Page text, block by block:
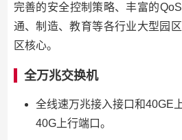
完善的安全控制策略、丰富的
通、制造、教育等各行业大型园
区核心。
全万兆交换机
全线速万兆接入接口和40GE
40G上行端口。